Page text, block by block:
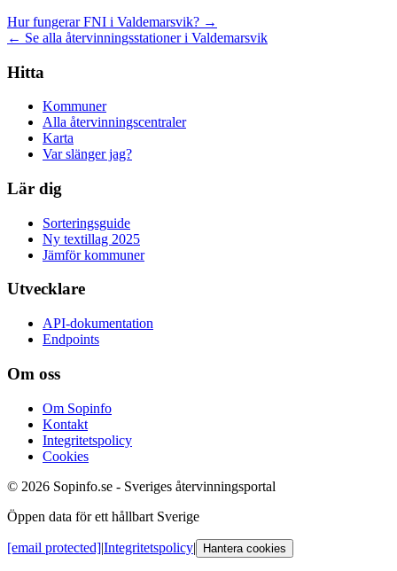
Hur fungerar FNI i Valdemarsvik? →
← Se alla återvinningsstationer i Valdemarsvik
Hitta
Kommuner
Alla återvinningscentraler
Karta
Var slänger jag?
Lär dig
Sorteringsguide
Ny textillag 2025
Jämför kommuner
Utvecklare
API-dokumentation
Endpoints
Om oss
Om Sopinfo
Kontakt
Integritetspolicy
Cookies
© 2026 Sopinfo.se - Sveriges återvinningsportal
Öppen data för ett hållbart Sverige
[email protected]|Integritetspolicy| Hantera cookies